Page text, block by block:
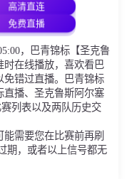
高清直连
免费直播
，巴青锦标【圣克鲁
时在线播放，喜欢看巴
免错过直播。巴青锦标
直播、圣克鲁斯阿尔塞
列表以及两队历史交
能需要您在比赛前再刷
期，或者以上信号都无